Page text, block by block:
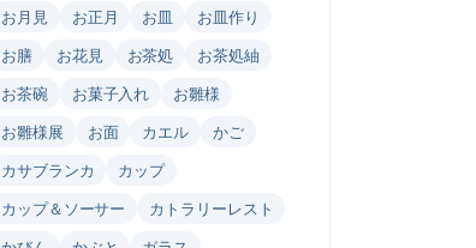
お月見
お正月 お皿
お皿作り
お膳
お花見 お茶処
お茶処紬
お茶碗
お菓子入れ
お雛様
お雛様展
お面 カエル
かご
カサブランカ
カップ
カップ＆ソーサー
カトラリーレスト